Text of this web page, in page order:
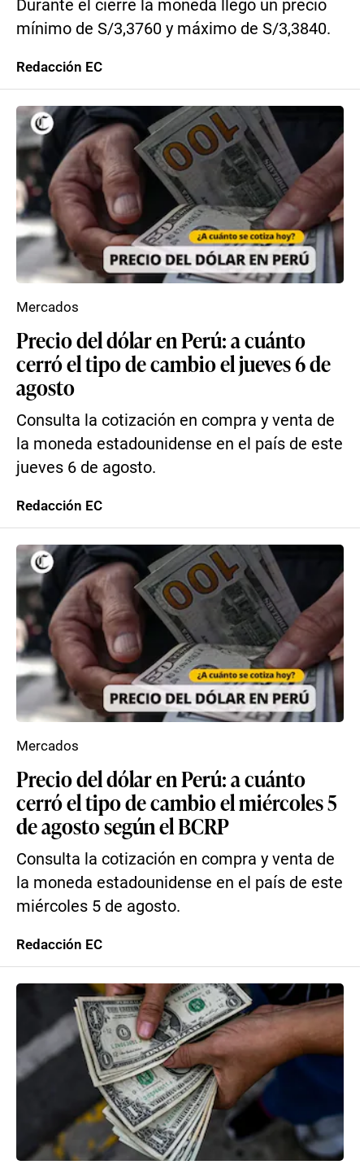
Durante el cierre la moneda llegó un precio
mínimo de S/3,3760 y máximo de S/3,3840.
Redacción EC
Precio del dólar en Perú: a cuánto
cerró el tipo de cambio el jueves 6 de
agosto
Consulta la cotización en compra y venta de
la moneda estadounidense en el país de este
jueves 6 de agosto.
Mercados
Redacción EC
Precio del dólar en Perú: a cuánto
cerró el tipo de cambio el miércoles 5
de agosto según el BCRP
Consulta la cotización en compra y venta de
la moneda estadounidense en el país de este
miércoles 5 de agosto.
Mercados
Redacción EC